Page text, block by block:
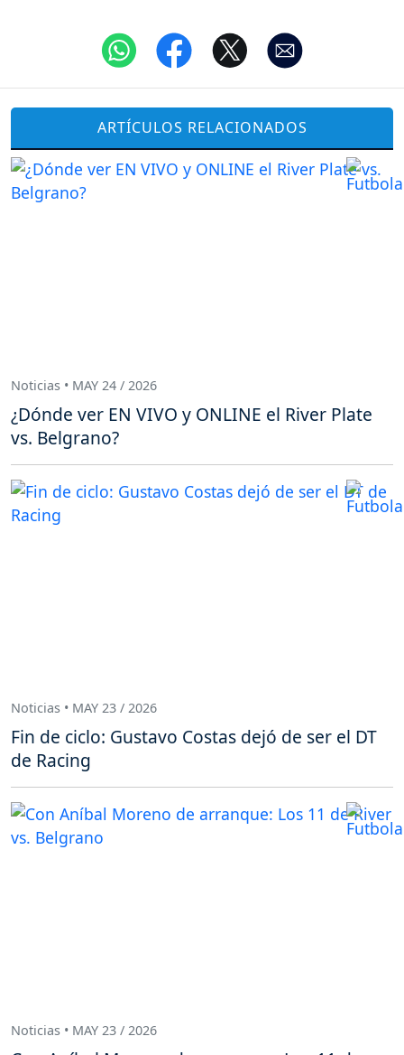
ARTÍCULOS RELACIONADOS
Noticias • MAY 24 / 2026
¿Dónde ver EN VIVO y ONLINE el River Plate
vs. Belgrano?
Noticias • MAY 23 / 2026
Fin de ciclo: Gustavo Costas dejó de ser el DT
de Racing
Noticias • MAY 23 / 2026